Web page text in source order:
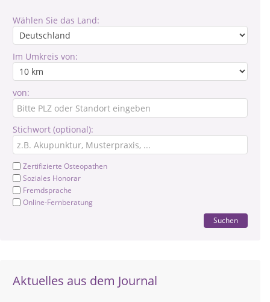
Wählen Sie das Land:
Im Umkreis von:
von:
Stichwort (optional):
Zertifizierte Osteopathen
Soziales Honorar
Fremdsprache
Online-Fernberatung
Suchen
Aktuelles aus dem Journal